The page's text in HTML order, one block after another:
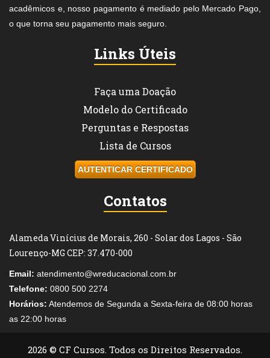
Faça uma Doação
Modelo do Certificado
Perguntas e Respostas
Lista de Cursos
AUTENTICAR CERTIFICADO
Contatos
Lourenço-MG CEP: 37.470-000
0800 500 2274
as 22:00 horas
2026 © CF Cursos. Todos os Direitos Reservados.
Normas Institucionais
Termos de Uso|Legislação de Cursos Livres